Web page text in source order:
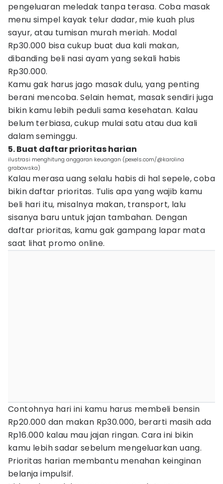
pengeluaran meledak tanpa terasa. Coba masak
menu simpel kayak telur dadar, mie kuah plus
sayur, atau tumisan murah meriah. Modal
Rp30.000 bisa cukup buat dua kali makan,
dibanding beli nasi ayam yang sekali habis
Rp30.000.
Kamu gak harus jago masak dulu, yang penting
berani mencoba. Selain hemat, masak sendiri juga
bikin kamu lebih peduli sama kesehatan. Kalau
belum terbiasa, cukup mulai satu atau dua kali
dalam seminggu.
5. Buat daftar prioritas harian
ilustrasi menghitung anggaran keuangan (pexels.com/@karolina
grabowska)
Kalau merasa uang selalu habis di hal sepele, coba
bikin daftar prioritas. Tulis apa yang wajib kamu
beli hari itu, misalnya makan, transport, lalu
sisanya baru untuk jajan tambahan. Dengan
daftar prioritas, kamu gak gampang lapar mata
saat lihat promo online.
Contohnya hari ini kamu harus membeli bensin
Rp20.000 dan makan Rp30.000, berarti masih ada
Rp16.000 kalau mau jajan ringan. Cara ini bikin
kamu lebih sadar sebelum mengeluarkan uang.
Prioritas harian membantu menahan keinginan
belanja impulsif.